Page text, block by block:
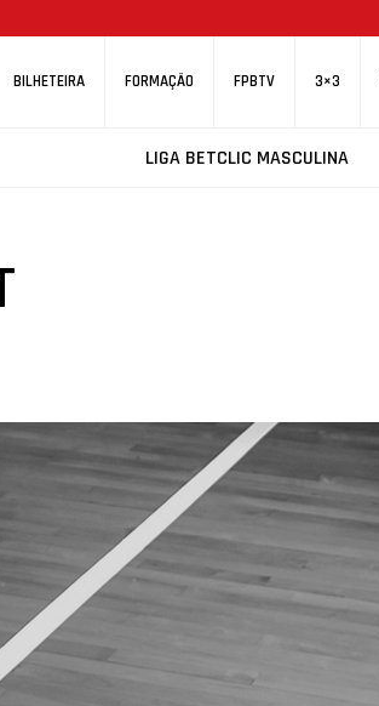
BILHETEIRA FORMAÇÃO FPBTV 3×3
LIGA BETCLIC MASCULINA